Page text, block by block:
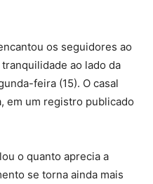
os seguidores ao
ao lado da
feira (15). O casal
em um registro publicado
o quanto aprecia a
se torna ainda mais